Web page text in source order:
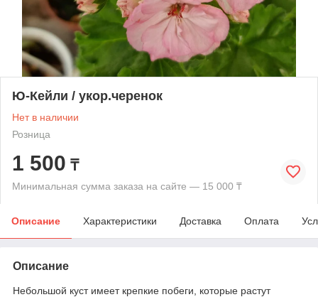
Ю-Кейли / укор.черенок
Нет в наличии
Розница
1 500 ₸
Минимальная сумма заказа на сайте — 15 000 ₸
Описание Характеристики Доставка Оплата
Описание
Небольшой куст имеет крепкие побеги, которые растут